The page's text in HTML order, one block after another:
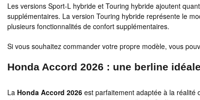
Les versions Sport-L hybride et Touring hybride ajoutent
supplémentaires. La version Touring hybride représente le
plusieurs fonctionnalités de confort supplémentaires.
Si vous souhaitez commander votre propre modèle, vous
Honda Accord 2026 : une berline
La Honda Accord 2026 est parfaitement adaptée à la réalité